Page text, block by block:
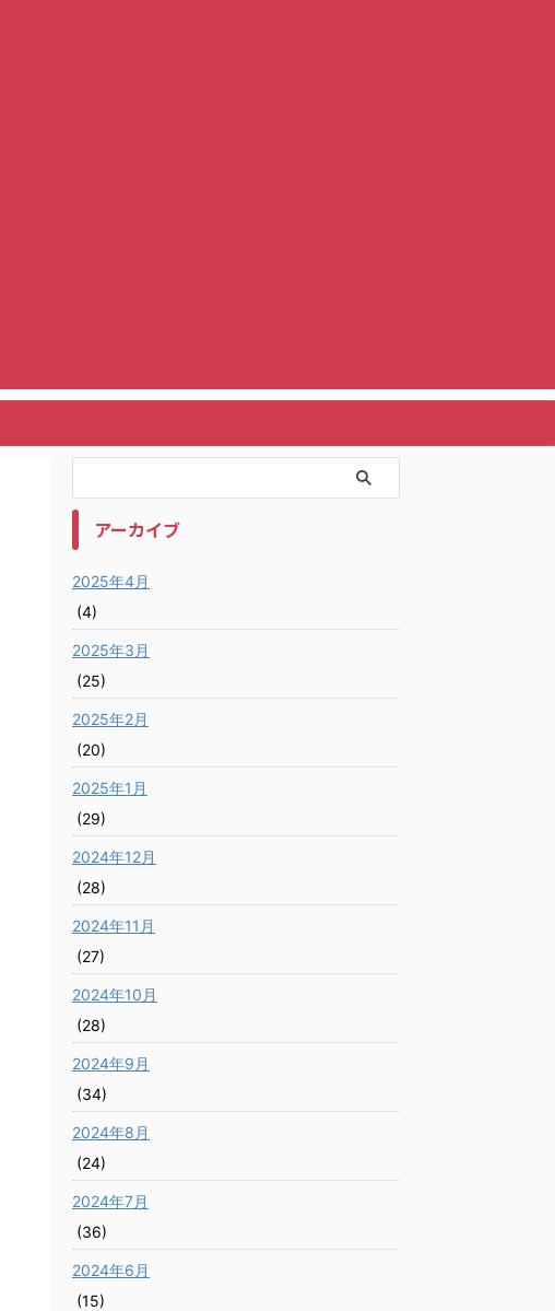
アーカイブ
2025年4月
(4)
2025年3月
(25)
2025年2月
(20)
2025年1月
(29)
2024年12月
(28)
2024年11月
(27)
2024年10月
(28)
2024年9月
(34)
2024年8月
(24)
2024年7月
(36)
2024年6月
(15)